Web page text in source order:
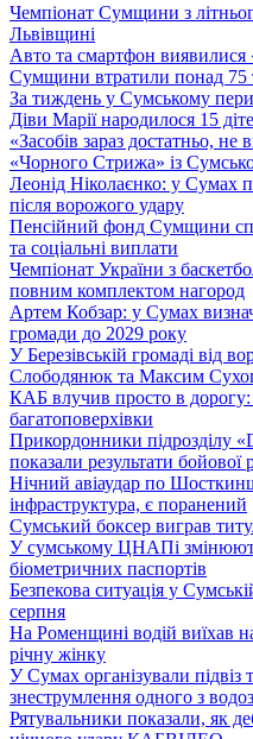
Чемпіонат Сумщини з
Львівщині
Авто та смартфон виявилися
Сумщини втратили понад 75
За тиждень у Сумському
Діви Марії народилося 15
«Засобів зараз достатньо,
«Чорного Стрижа» із
Леонід Ніколаєнко: у Сумах
після ворожого удару
Пенсійний фонд Сумщини
та соціальні виплати
Чемпіонат України з
повним комплектом нагород
Артем Кобзар: у Сумах
громади до 2029 року
У Березівській громаді від
Слободянюк та Максим
КАБ влучив просто в
багатоповерхівки
Прикордонники підрозділу
показали результати
Нічний авіаудар по
інфраструктура, є поранений
Сумський боксер виграв
У сумському ЦНАПі
біометричних паспортів
Безпекова ситуація у
серпня
На Роменщині водій виїхав
річну жінку
У Сумах організували підвіз
знеструмлення одного з
Рятувальники показали, як